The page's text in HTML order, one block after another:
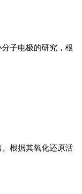
子电极的研究，根
根据其氧化还原活